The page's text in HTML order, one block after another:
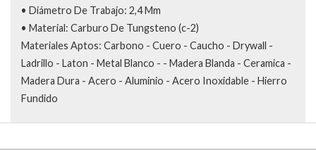
• Diámetro De Trabajo: 2,4 Mm
• Material: Carburo De Tungsteno (c-2)
Materiales Aptos: Carbono - Cuero - Caucho - Drywall -
Ladrillo - Laton - Metal Blanco - - Madera Blanda - Ceramica -
Madera Dura - Acero - Aluminio - Acero Inoxidable - Hierro
Fundido